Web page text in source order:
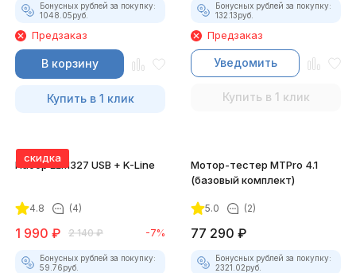
Бонусных рублей за покупку:
1048.05руб.
Предзаказ
В корзину
Купить в 1 клик
Бонусных рублей за покупку:
132.13руб.
Предзаказ
Уведомить
Купить в 1 клик
скидка
Набор ELM327 USB + K-Line
4.8 (4)
1 990 ₽ 2 140 ₽ -7%
Бонусных рублей за покупку:
59.76руб.
Мотор-тестер MTPro 4.1
(базовый комплект)
5.0 (2)
77 290 ₽
Бонусных рублей за покупку:
2321.02руб.